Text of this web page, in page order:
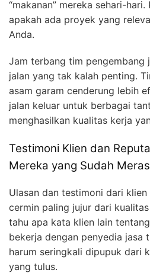
“makanan” mereka sehari-
apakah ada proyek yang
Anda.
Jam terbang tim pengembang
jalan yang tak kalah penting.
asam garam cenderung lebih
jalan keluar untuk berbagai
menghasilkan kualitas kerja
Testimoni Klien dan
Mereka yang Sudah
Ulasan dan testimoni dari
cermin paling jujur dari
tahu apa kata klien lain
bekerja dengan penyedia jasa
harum seringkali dipupuk dari
yang tulus.